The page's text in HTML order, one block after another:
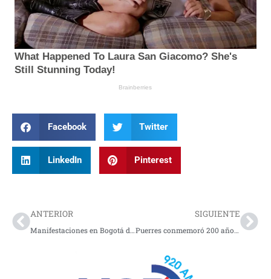
Facebook Twitter
LinkedIn Pinterest
ANTERIOR
Manifestaciones en Bogotá del 26 al 29 de mayo
SIGUIENTE
Puerres conmemoró 200 años de historia y fundación